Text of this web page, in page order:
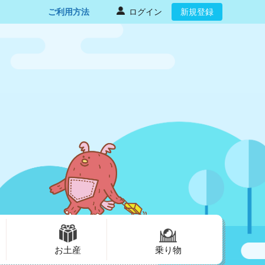
ご利用方法 ログイン 新規登録
お土産 乗り物